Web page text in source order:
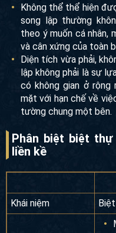
trồng nhiều cây.
Không thể thể hiện
thự song lập thường
theo ý muốn cá nhân,
và cân xứng của toàn
Diện tích vừa phải,
song lập không
mong muốn có
này còn đối mặt với
Phân biệt biệt thự
Khái niệm Biệt